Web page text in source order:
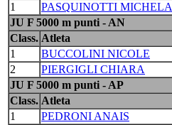
1
PASQUINOTTI MICHELA
JU F 5000 m punti - AN
Class. Atleta
1
BUCCOLINI NICOLE
2
PIERGIGLI CHIARA
JU F 5000 m punti - AP
Class. Atleta
1
PEDRONI ANAIS